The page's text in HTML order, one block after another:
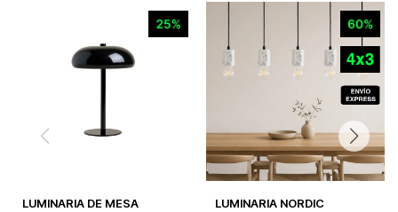
LUMINARIA DE MESA
LUMINARIA NORDIC